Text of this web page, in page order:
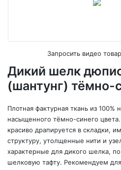
Запросить видео
Дикий шелк
(шантунг) тёмно-
Плотная фактурная ткань из 100%
насыщенного тёмно-синего цвета.
красиво драпируется в складки,
структуру, утолщенные нити и
характерные для дикого шелка, по
шелковую тафту. Рекомендуем для